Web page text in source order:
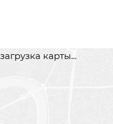
загрузка карты...